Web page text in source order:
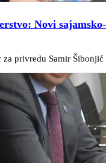
Novi
privredu Samir